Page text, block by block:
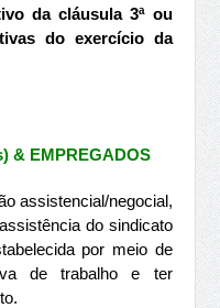
da cláusula 3ª ou
do exercício da
& EMPREGADOS
assistencial/negocial,
do sindicato
por meio de
de trabalho e ter